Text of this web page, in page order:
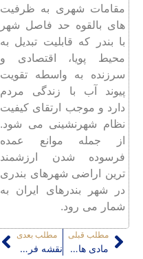
مقامات شهری به ظرفیت
های بالقوه حد فاصل شهر
با بندر که قابلیت تبدیل به
محیط پویا، اقتصادی و
سرزنده به واسطه تقویت
پیوند آب با زندگی مردم
دارد و موجب ارتقای کیفیت
نظام شهرنشینی می شود.
از جمله موانع عمده
فرسوده شدن ارزشمند
ترین اراضی شهرهای بندری
در شهر بندرهای ایران به
شمار می رود.
مطلب قبلی
مادی های اصفهان و مدیریت بحران
مطلب بعدی
نقشه فرهنگی -کالبدی قناتهای تهران